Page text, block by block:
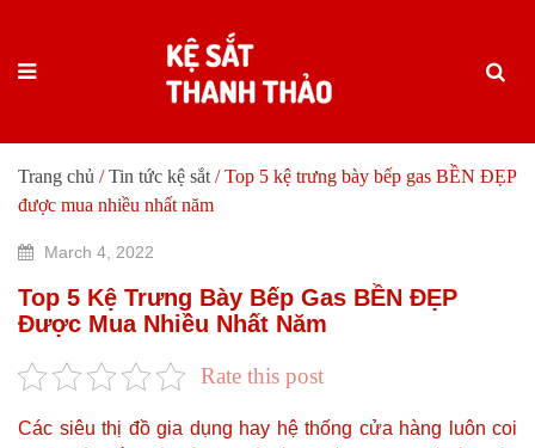
Trang chủ /Tin tức kệ sắt /Top 5 kệ trưng bày bếp gas BỀN ĐẸP
được mua nhiều nhất năm
March 4, 2022
Top 5 Kệ Trưng Bày Bếp Gas BỀN ĐẸP
Được Mua Nhiều Nhất Năm
Rate this post
Các siêu thị đồ gia dụng hay hệ thống cửa hàng luôn coi